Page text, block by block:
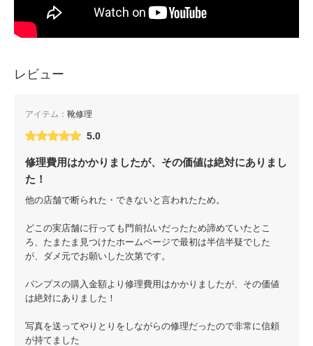
レビュー
アイテム： 靴修理
5.0
修理費用はかかりましたが、その価値は絶対にありまし
た！
他の店舗で断られた・できないと言われたため。
どこの実店舗に行っても門前払いだったため諦めていたとこ
ろ、たまたま見つけたホームページで最初は半信半疑でした
が、ダメ元でお願いした次第です。
パンプスの購入金額より修理費用はかかりましたが、その価値
は絶対にありました！
写真を送ってやりとりをしながらの修理だったので非常に信頼
が持てました